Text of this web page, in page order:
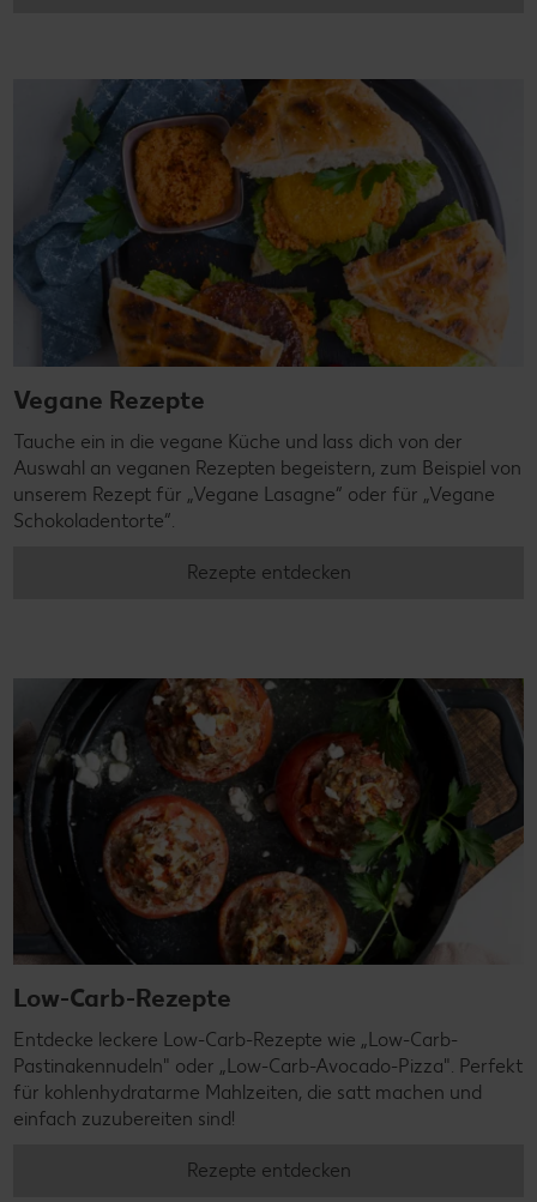
Vegane Rezepte
Tauche ein in die vegane Küche und lass dich von der
Auswahl an veganen Rezepten begeistern, zum Beispiel von
unserem Rezept für „Vegane Lasagne“ oder für „Vegane
Schokoladentorte“.
Rezepte entdecken
Low-Carb-Rezepte
Entdecke leckere Low-Carb-Rezepte wie „Low-Carb-
Pastinakennudeln" oder „Low-Carb-Avocado-Pizza". Perfekt
für kohlenhydratarme Mahlzeiten, die satt machen und
einfach zuzubereiten sind!
Rezepte entdecken